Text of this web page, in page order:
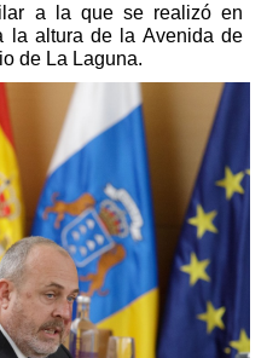
a la que se realizó en
la altura de la Avenida de
de La Laguna.